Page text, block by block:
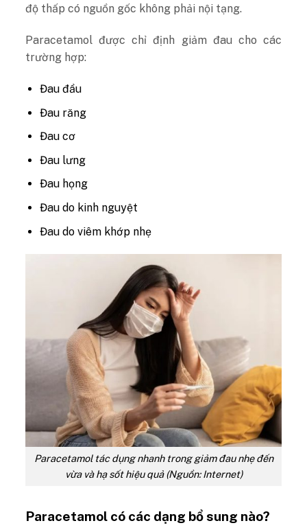
độ thấp có nguồn gốc không phải nội tạng.
Paracetamol được chỉ định giảm đau cho các
trường hợp:
Đau đầu
Đau răng
Đau cơ
Đau lưng
Đau họng
Đau do kinh nguyệt
Đau do viêm khớp nhẹ
Paracetamol tác dụng nhanh trong giảm đau nhẹ đến
vừa và hạ sốt hiệu quả (Nguồn: Internet)
Paracetamol có các dạng bổ sung nào?